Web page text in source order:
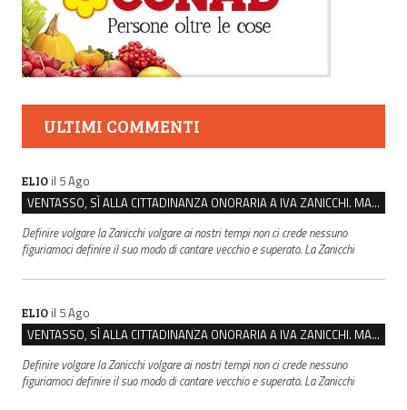
ULTIMI COMMENTI
ELIO il 5 Ago
VENTASSO, SÌ ALLA CITTADINANZA ONORARIA A IVA ZANICCHI. MA BARGIACCHI: “È DI PESSIMO GUSTO”
Definire volgare la Zanicchi volgare ai nostri tempi non ci crede nessuno
figuriamoci definire il suo modo di cantare vecchio e superato. La Zanicchi
ELIO il 5 Ago
VENTASSO, SÌ ALLA CITTADINANZA ONORARIA A IVA ZANICCHI. MA BARGIACCHI: “È DI PESSIMO GUSTO”
Definire volgare la Zanicchi volgare ai nostri tempi non ci crede nessuno
figuriamoci definire il suo modo di cantare vecchio e superato. La Zanicchi